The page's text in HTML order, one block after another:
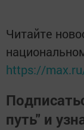
Читайте
https://
путь" и